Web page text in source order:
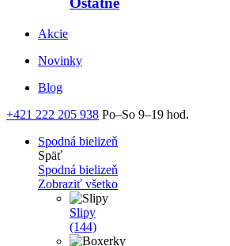
Akcie
Novinky
Blog
+421 222 205 938 Po–So 9–19 hod.
Spodná bielizeň
Späť
Spodná bielizeň
Zobraziť všetko
Slipy
(144)